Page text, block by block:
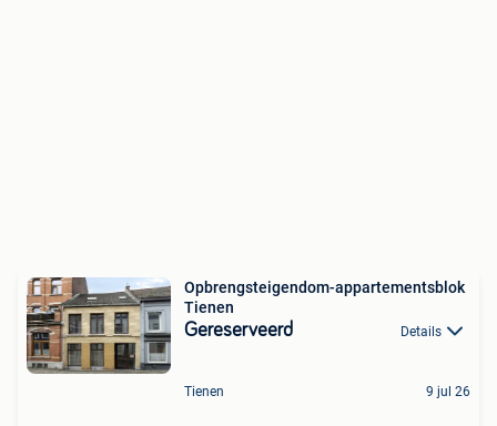
Opbrengsteigendom-appartementsblok
Tienen
Gereserveerd Details
Tienen 9 jul 26